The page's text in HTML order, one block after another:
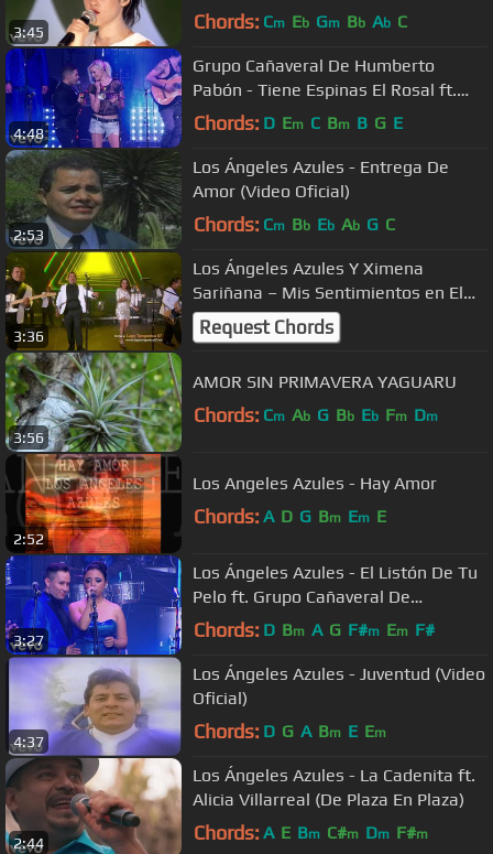
3:45
(Live)
Chords: Cm Eb Gm Bb Ab C
4:48
Grupo Cañaveral De Humberto
Pabón - Tiene Espinas El Rosal ft.
Jenny and the Mexicats (Live)
Chords: D Em C Bm B G E
2:53
Los Ángeles Azules - Entrega De
Amor (Video Oficial)
Chords: Cm Bb Eb Ab G C
3:36
Los Ángeles Azules Y Ximena
Sariñana – Mis Sentimientos en El
Zócalo De La Cdmx
Request Chords
3:56
AMOR SIN PRIMAVERA YAGUARU
Chords: Cm Ab G Bb Eb Fm Dm
2:52
Los Angeles Azules - Hay Amor
Chords: A D G Bm Em E
3:27
Los Ángeles Azules - El Listón De Tu
Pelo ft. Grupo Cañaveral De
Humberto Pabón (Live)
Chords: D Bm A G F#m Em F#
4:37
Los Ángeles Azules - Juventud (Video
Oficial)
Chords: D G A Bm E Em
2:44
Los Ángeles Azules - La Cadenita ft.
Alicia Villarreal (De Plaza En Plaza)
Chords: A E Bm C#m Dm F#m